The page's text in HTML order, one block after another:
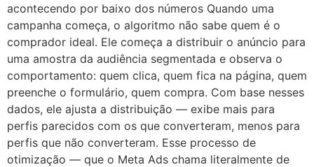
acontecendo por baixo dos números Quando uma
campanha começa, o algoritmo não sabe quem é o
comprador ideal. Ele começa a distribuir o anúncio para
uma amostra da audiência segmentada e observa o
comportamento: quem clica, quem fica na página, quem
preenche o formulário, quem compra. Com base nesses
dados, ele ajusta a distribuição — exibe mais para
perfis parecidos com os que converteram, menos para
perfis que não converteram. Esse processo de
otimização — que o Meta Ads chama literalmente de